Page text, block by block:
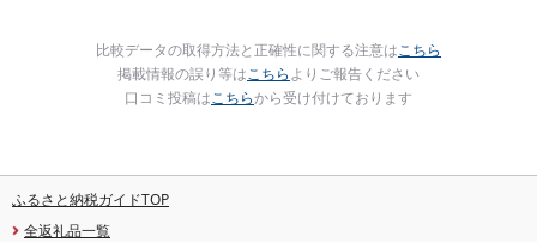
比較データの取得方法と正確性に関する注意はこちら
掲載情報の誤り等はこちらよりご報告ください
口コミ投稿はこちらから受け付けております
ふるさと納税ガイドTOP
全返礼品一覧